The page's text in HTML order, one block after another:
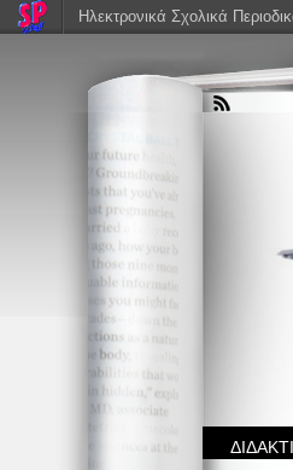
Ηλεκτρονικά Σχολικά